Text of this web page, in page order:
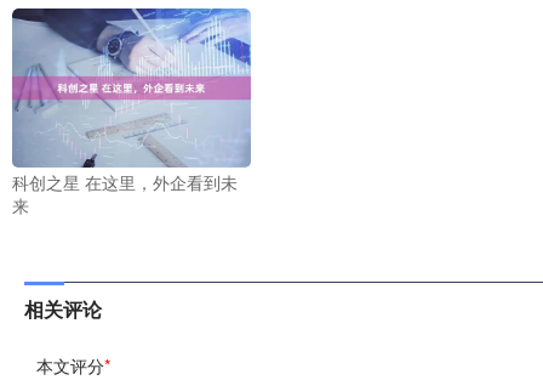
科创之星 在这里，外企看到未
来
相关评论
本文评分*